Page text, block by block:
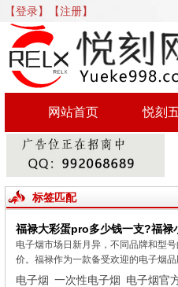
【登录】 【注册】
网站首页 悦刻
标签匹配
福禄大彩蛋pro多少钱一支?福禄
电子烟市场日新月异，不同品牌和型
价。福禄作为一款备受欢迎的电子烟
电子烟 一次性电子烟 电子烟官